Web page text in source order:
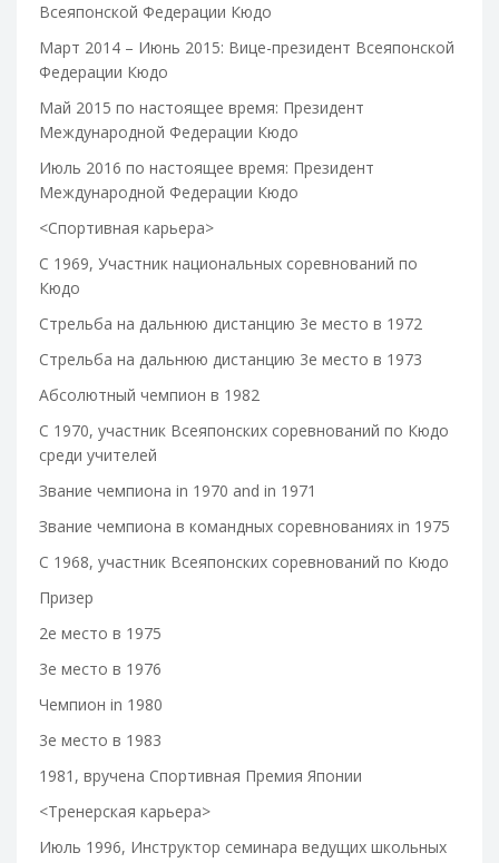
Всеяпонской Федерации Кюдо
Март 2014 – Июнь 2015: Вице-президент Всеяпонской
Федерации Кюдо
Май 2015 по настоящее время: Президент
Международной Федерации Кюдо
Июль 2016 по настоящее время: Президент
Международной Федерации Кюдо
<Спортивная карьера>
С 1969, Участник национальных соревнований по
Кюдо
Стрельба на дальнюю дистанцию 3е место в 1972
Стрельба на дальнюю дистанцию 3е место в 1973
Абсолютный чемпион в 1982
С 1970, участник Всеяпонских соревнований по Кюдо
среди учителей
Звание чемпиона in 1970 and in 1971
Звание чемпиона в командных соревнованиях in 1975
С 1968, участник Всеяпонских соревнований по Кюдо
Призер
2е место в 1975
3е место в 1976
Чемпион in 1980
3е место в 1983
1981, вручена Спортивная Премия Японии
<Тренерская карьера>
Июль 1996, Инструктор семинара ведущих школьных